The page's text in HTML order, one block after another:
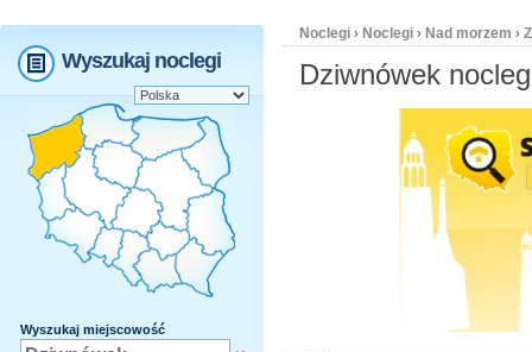
Wyszukaj noclegi
Wyszukaj miejscowość
Noclegi › Noclegi › Nad morzem ›
Dziwnówek nocleg